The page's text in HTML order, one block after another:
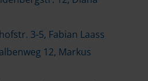
3-5, Fabian Laass
12, Markus